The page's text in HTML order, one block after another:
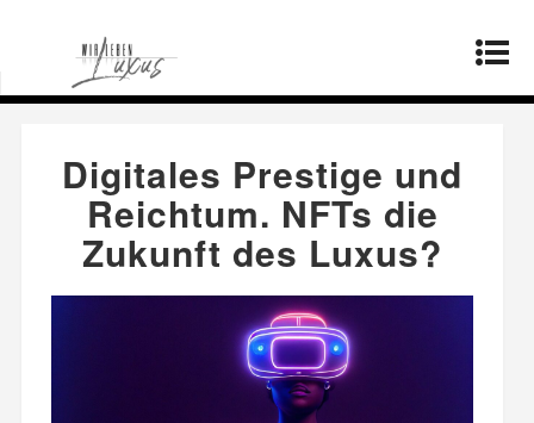
Startseite»
Digitales Prestige und
Reichtum. NFTs die Zukunft des Luxus?
Digitales Prestige und
Reichtum. NFTs die
Zukunft des Luxus?